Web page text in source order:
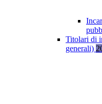
Titolari di
generali)